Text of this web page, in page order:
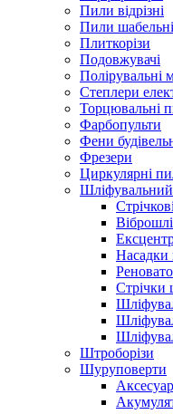
Пили відрізні
Пили шабельні
Плиткорізи
Подовжувачі
Полірувальні
Степлери
Торцювальні
Фарбопульти
Фени
Фрезери
Циркулярні
Шліфувальний
Насадки
Стрічки
Штроборізи
Шуруповерти